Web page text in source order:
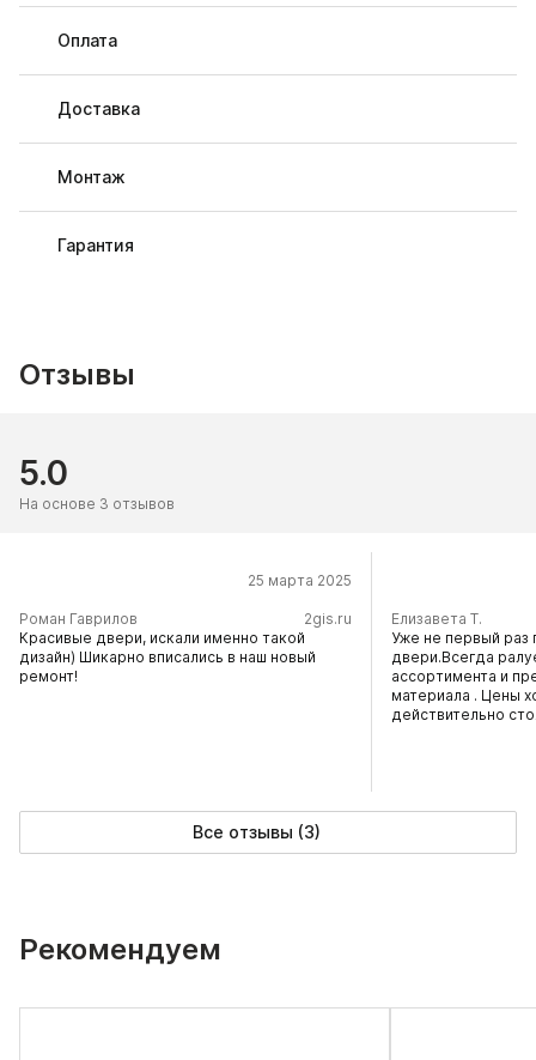
Оплата
Доставка
Монтаж
Гарантия
Отзывы
5.0
На основе 3 отзывов
25 марта 2025
​Роман Гаврилов
2gis.ru
Красивые двери, искали именно такой
дизайн) Шикарно вписались в наш новый
ремонт!
Елизавета Т.
Уже не первый раз
двери.Всегда
ассортимента и
материала . Цены
действительно
Все отзывы (3)
Рекомендуем